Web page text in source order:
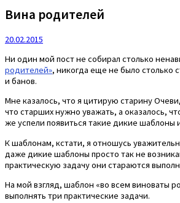
Вина родителей
20.02.2015
Ни один мой пост не собирал столько
родителей», никогда еще не было столько
и банов.
Мне казалось, что я цитирую старину
что старших нужно уважать, а оказалось,
же успели появиться такие дикие шаблоны
К шаблонам, кстати, я отношусь
даже дикие шаблоны просто так не
практическую задачу они стараются
На мой взгляд, шаблон «во всем виноваты
выполнять три практические задачи.